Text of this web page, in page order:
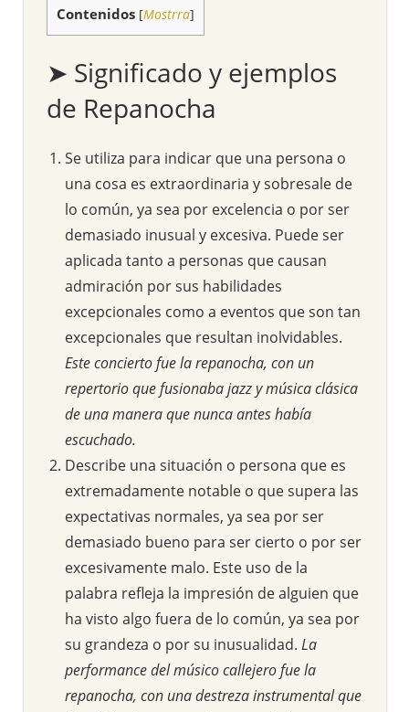
Contenidos [Mostrra]
➤ Significado y ejemplos
de Repanocha
Se utiliza para indicar que una persona o
una cosa es extraordinaria y sobresale de
lo común, ya sea por excelencia o por ser
demasiado inusual y excesiva. Puede ser
aplicada tanto a personas que causan
admiración por sus habilidades
excepcionales como a eventos que son tan
excepcionales que resultan inolvidables.
Este concierto fue la repanocha, con un
repertorio que fusionaba jazz y música clásica
de una manera que nunca antes había
escuchado.
Describe una situación o persona que es
extremadamente notable o que supera las
expectativas normales, ya sea por ser
demasiado bueno para ser cierto o por ser
excesivamente malo. Este uso de la
palabra refleja la impresión de alguien que
ha visto algo fuera de lo común, ya sea por
su grandeza o por su inusualidad. La
performance del músico callejero fue la
repanocha, con una destreza instrumental que